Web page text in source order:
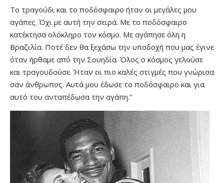
Το τραγούδι και το ποδόσφαιρο ήταν οι μεγάλες μου
αγάπες. Όχι με αυτή την σειρά. Με το ποδόσφαιρο
κατέκτησα ολόκληρο τον κόσμο. Με αγάπησε όλη η
Βραζιλία. Ποτέ δεν θα ξεχάσω την υποδοχή που μας έγινε
όταν ήρθαμε από την Σουηδία. Όλος ο κόσμος γελούσε
και τραγουδούσε. Ήταν οι πιο καλές στιγμές που γνώρισα
σαν άνθρωπος. Αυτά μου έδωσε το ποδόσφαιρο και για
αυτό του ανταπέδωσα την αγάπη.”